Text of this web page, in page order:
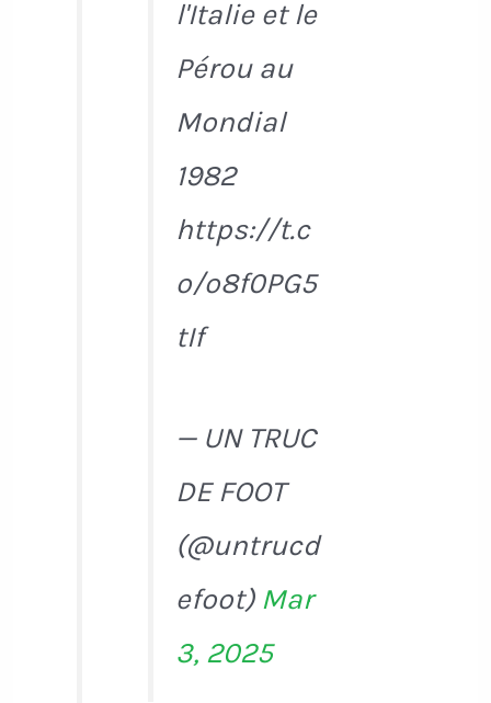
l'Italie et le
Pérou au
Mondial
1982
https://t.c
o/o8f0PG5
tIf
— UN TRUC
DE FOOT
(@untrucd
efoot) Mar
3, 2025